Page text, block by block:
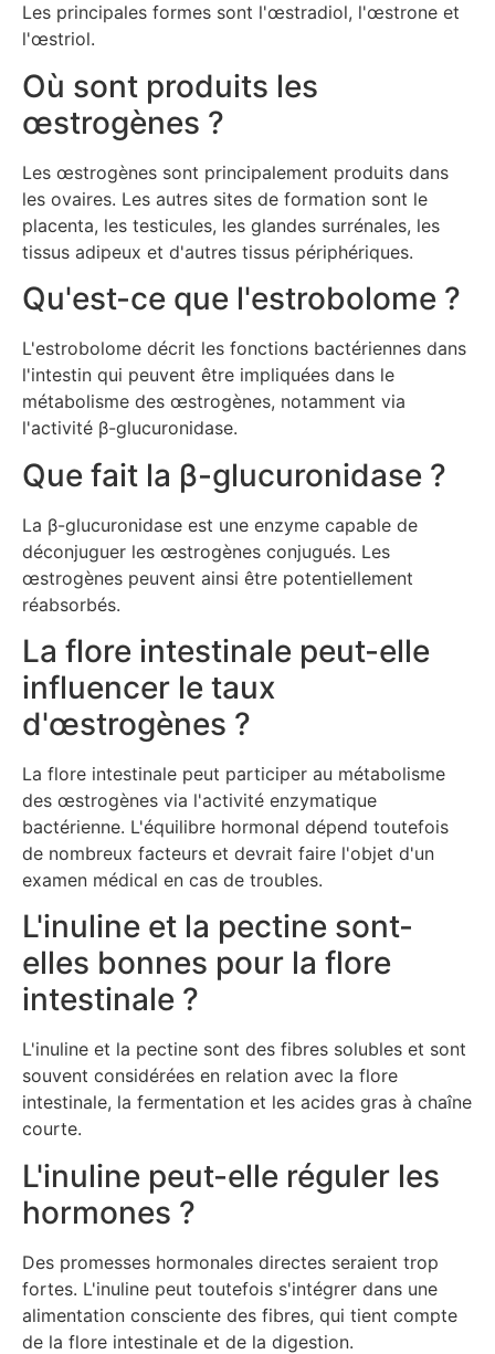
Les principales formes sont l'œstradiol, l'œstrone et
l'œstriol.
Où sont produits les
œstrogènes ?
Les œstrogènes sont principalement produits dans
les ovaires. Les autres sites de formation sont le
placenta, les testicules, les glandes surrénales, les
tissus adipeux et d'autres tissus périphériques.
Qu'est-ce que l'estrobolome ?
L'estrobolome décrit les fonctions bactériennes dans
l'intestin qui peuvent être impliquées dans le
métabolisme des œstrogènes, notamment via
l'activité β-glucuronidase.
Que fait la β-glucuronidase ?
La β-glucuronidase est une enzyme capable de
déconjuguer les œstrogènes conjugués. Les
œstrogènes peuvent ainsi être potentiellement
réabsorbés.
La flore intestinale peut-elle
influencer le taux
d'œstrogènes ?
La flore intestinale peut participer au métabolisme
des œstrogènes via l'activité enzymatique
bactérienne. L'équilibre hormonal dépend toutefois
de nombreux facteurs et devrait faire l'objet d'un
examen médical en cas de troubles.
L'inuline et la pectine sont-
elles bonnes pour la flore
intestinale ?
L'inuline et la pectine sont des fibres solubles et sont
souvent considérées en relation avec la flore
intestinale, la fermentation et les acides gras à chaîne
courte.
L'inuline peut-elle réguler les
hormones ?
Des promesses hormonales directes seraient trop
fortes. L'inuline peut toutefois s'intégrer dans une
alimentation consciente des fibres, qui tient compte
de la flore intestinale et de la digestion.